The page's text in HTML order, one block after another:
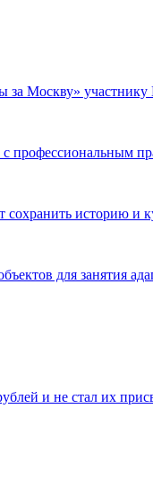
за Москву»
профессиональным
историю и
для занятия
и не стал их